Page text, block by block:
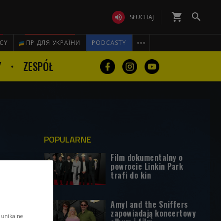
 SŁUCHAJ shopping_cart 
ПР ДЛЯ УКРАЇНИ PODCASTY 
ZESPÓŁ
POPULARNE
Film dokumentalny o
powrocie Linkin Park
trafi do kin
Amyl and the Sniffers
zapowiadają koncertowy